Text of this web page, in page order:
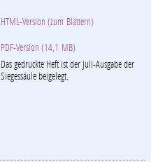
HTML-Version (zum Blättern)
PDF-Version (14,1 MB)
Das gedruckte Heft ist der Juli-Ausgabe der
Siegessäule beigelegt.